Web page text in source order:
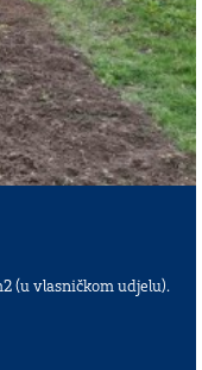
(u vlasničkom udjelu).